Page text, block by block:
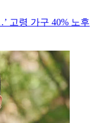
고령 가구 40% 노후